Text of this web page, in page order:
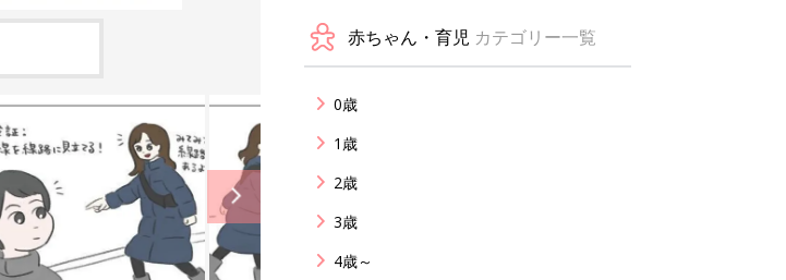
赤ちゃん・育児 カテゴリー一覧
0歳
1歳
2歳
3歳
4歳～